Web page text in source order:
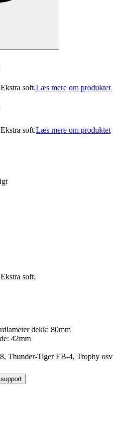
soft.Læs mere om produktet
soft.Læs mere om produktet
soft.
dekk: 80mm
42mm
Thunder-Tiger EB-4, Trophy osv